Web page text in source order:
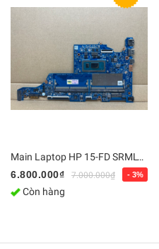
Main Laptop HP 15-FD SRMLY / i7-1355U, DA0PDIMB8G0 | Bo mạch chủ Zin, Chính Hãng
6.800.000₫
7.000.000₫ - 3%
Còn hàng